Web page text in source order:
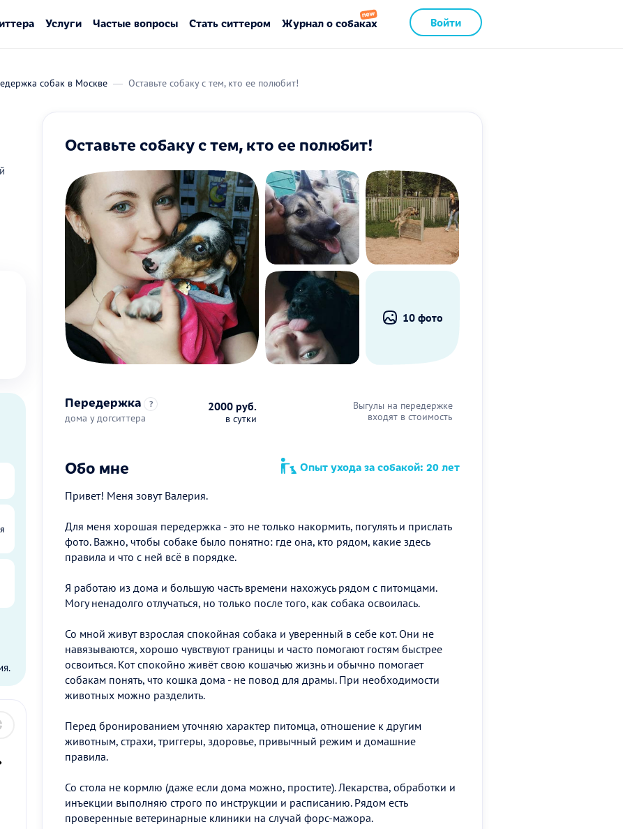
Войти
Услуги Частые вопросы Стать ситтером Журнал о собаках
собак в Москве Оставьте собаку с тем, кто ее полюбит!
Оставьте собаку с тем, кто ее полюбит!
10 фото
Передержка ?
дома у догситтера
2000 руб.
в сутки
Выгулы на передержке
входят в стоимость
Обо мне Опыт ухода за собакой: 20 лет
Привет! Меня зовут Валерия.
Для меня хорошая передержка - это не только накормить, погулять и прислать
фото. Важно, чтобы собаке было понятно: где она, кто рядом, какие здесь
правила и что с ней всё в порядке.
Я работаю из дома и большую часть времени нахожусь рядом с питомцами.
Могу ненадолго отлучаться, но только после того, как собака освоилась.
Со мной живут взрослая спокойная собака и уверенный в себе кот. Они не
навязываются, хорошо чувствуют границы и часто помогают гостям быстрее
освоиться. Кот спокойно живёт свою кошачью жизнь и обычно помогает
собакам понять, что кошка дома - не повод для драмы. При необходимости
животных можно разделить.
Перед бронированием уточняю характер питомца, отношение к другим
животным, страхи, триггеры, здоровье, привычный режим и домашние
правила.
Со стола не кормлю (даже если дома можно, простите). Лекарства, обработки и
инъекции выполняю строго по инструкции и расписанию. Рядом есть
проверенные ветеринарные клиники на случай форс-мажора.